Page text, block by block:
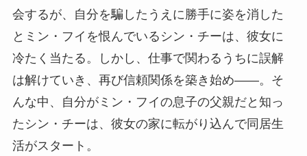
会するが、自分を騙したうえに勝手に姿を消した
とミン・フイを恨んでいるシン・チーは、彼女に
冷たく当たる。しかし、仕事で関わるうちに誤解
は解けていき、再び信頼関係を築き始め――。そ
んな中、自分がミン・フイの息子の父親だと知っ
たシン・チーは、彼女の家に転がり込んで同居生
活がスタート。